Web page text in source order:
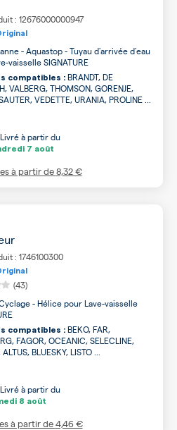
: 12676000000947
- Aquastop - Tuyau d'arrivée d'eau
vaisselle SIGNATURE
compatibles : BRANDT, DE
VALBERG, THOMSON, GORENJE,
VEDETTE, URANIA, PROLINE ...
Livré à partir du
7 août
à partir de8,32 €
: 1746100300
(43)
- Hélice pour Lave-vaisselle
compatibles : BEKO, FAR,
FAGOR, OCEANIC, SELECLINE,
BLUESKY, LISTO ...
Livré à partir du
8 août
à partir de4,46 €